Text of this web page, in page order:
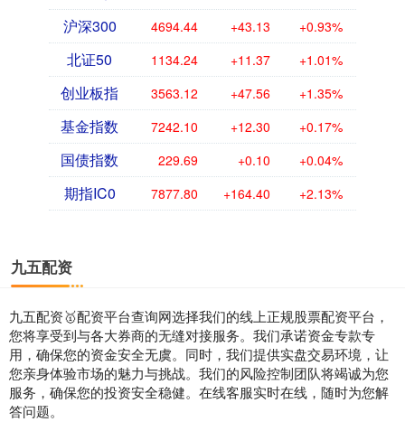
沪深300 4694.44 +43.13 +0.93%
北证50 1134.24 +11.37 +1.01%
创业板指 3563.12 +47.56 +1.35%
基金指数 7242.10 +12.30 +0.17%
国债指数 229.69 +0.10 +0.04%
期指IC0 7877.80 +164.40 +2.13%
九五配资
九五配资🥇配资平台查询网选择我们的线上正规股票配资平台，
您将享受到与各大券商的无缝对接服务。我们承诺资金专款专
用，确保您的资金安全无虞。同时，我们提供实盘交易环境，让
您亲身体验市场的魅力与挑战。我们的风险控制团队将竭诚为您
服务，确保您的投资安全稳健。在线客服实时在线，随时为您解
答问题。